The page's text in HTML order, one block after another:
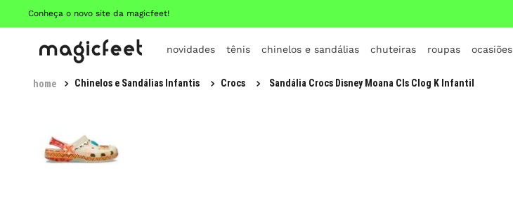
Conheça o novo site da magicfeet!
novidades tênis chinelos e sandálias chuteiras roupas ocasiões
Chinelos e Sandálias Infantis Crocs Sandália Crocs Disney Moana Cls Clog K Infantil
TERMOS MAIS BUSCADOS